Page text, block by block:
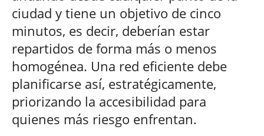
ciudad y tiene un objetivo de cinco
minutos, es decir, deberían estar
repartidos de forma más o menos
homogénea. Una red eficiente debe
planificarse así, estratégicamente,
priorizando la accesibilidad para
quienes más riesgo enfrentan.